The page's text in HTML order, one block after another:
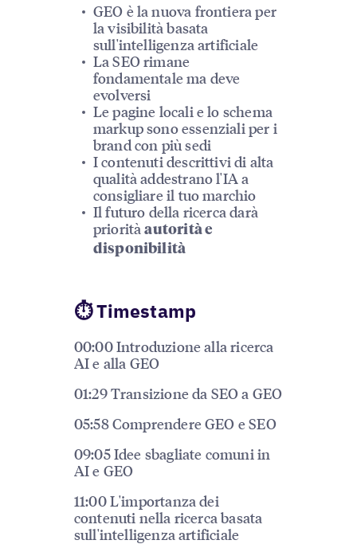
GEO è la nuova frontiera per
la visibilità basata
sull'intelligenza artificiale
La SEO rimane
fondamentale ma deve
evolversi
Le pagine locali e lo schema
markup sono essenziali per i
brand con più sedi
I contenuti descrittivi di alta
qualità addestrano l'IA a
consigliare il tuo marchio
Il futuro della ricerca darà
prioritàautorità e
disponibilità
⏱ Timestamp
00:00 Introduzione alla ricerca
AI e alla GEO
01:29 Transizione da SEO a GEO
05:58 Comprendere GEO e SEO
09:05 Idee sbagliate comuni in
AI e GEO
11:00 L'importanza dei
contenuti nella ricerca basata
sull'intelligenza artificiale